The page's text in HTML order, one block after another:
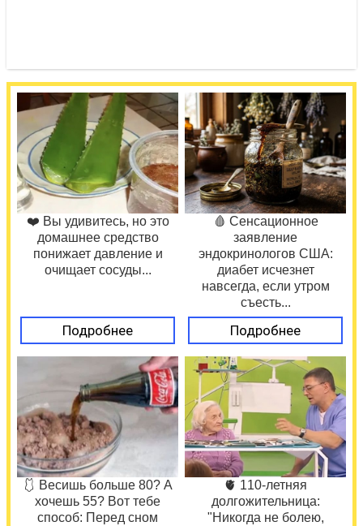
❤️ Вы удивитесь, но это
домашнее средство
понижает давление и
очищает сосуды...
Подробнее
🩸 Сенсационное
заявление
эндокринологов США:
диабет исчезнет
навсегда, если утром
съесть...
Подробнее
🩱 Весишь больше 80? А
хочешь 55? Вот тебе
способ: Перед сном
🫀 110-летняя
долгожительница:
"Никогда не болею,